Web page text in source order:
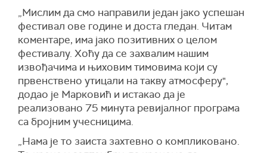
„Мислим да смо направили један јако успешан
фестивал ове године и доста гледан. Читам
коментаре, има јако позитивних о целом
фестивалу. Хоћу да се захвалим нашим
извођачима и њиховим тимовима који су
првенствено утицали на такву атмосферу",
додао је Марковић и истакао да је
реализовано 75 минута ревијалног програма
са бројним учесницима.
„Нама је то заиста захтевно о компликовано.